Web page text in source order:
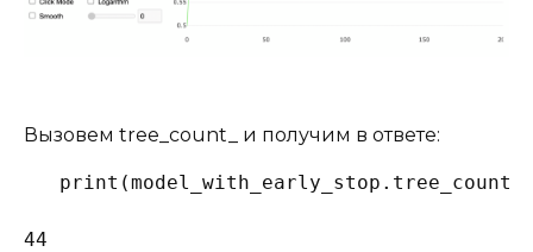
Вызовем tree_count_ и получим в ответе:
44